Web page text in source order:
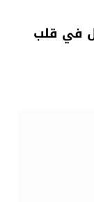
في قلب